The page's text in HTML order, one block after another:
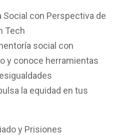
con Perspectiva de
Tech
social con
y conoce herramientas
la equidad en tus
y Prisiones